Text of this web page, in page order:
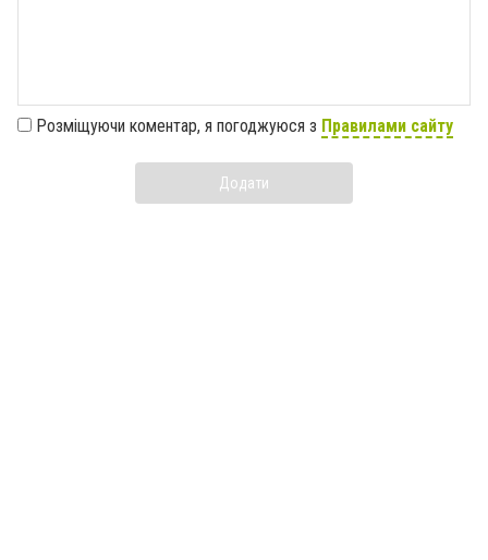
Розміщуючи коментар, я погоджуюся з Правилами сайту
Додати